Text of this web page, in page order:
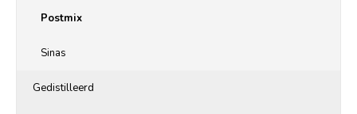
Postmix
Sinas
Gedistilleerd